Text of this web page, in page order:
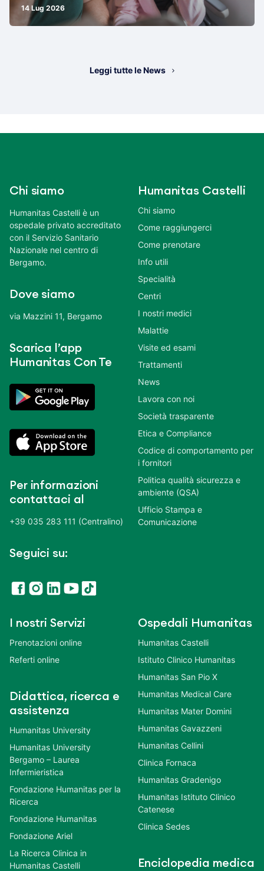
14 Lug 2026
Leggi tutte le News
Chi siamo
Humanitas Castelli è un
ospedale privato accreditato
con il Servizio Sanitario
Nazionale nel centro di
Bergamo.
Dove siamo
via Mazzini 11, Bergamo
Scarica l’app
Humanitas Con Te
Per informazioni
contattaci al
+39 035 283 111 (Centralino)
Seguici su:
Humanitas Castelli
Chi siamo
Come raggiungerci
Come prenotare
Info utili
Specialità
Centri
I nostri medici
Malattie
Visite ed esami
Trattamenti
News
Lavora con noi
Società trasparente
Etica e Compliance
Codice di comportamento per
i fornitori
Politica qualità sicurezza e
ambiente (QSA)
Ufficio Stampa e
Comunicazione
I nostri Servizi
Prenotazioni online
Referti online
Didattica, ricerca e
assistenza
Humanitas University
Humanitas University
Bergamo – Laurea
Infermieristica
Fondazione Humanitas per la
Ricerca
Fondazione Humanitas
Fondazione Ariel
La Ricerca Clinica in
Humanitas Castelli
Ospedali Humanitas
Humanitas Castelli
Istituto Clinico Humanitas
Humanitas San Pio X
Humanitas Medical Care
Humanitas Mater Domini
Humanitas Gavazzeni
Humanitas Cellini
Clinica Fornaca
Humanitas Gradenigo
Humanitas Istituto Clinico
Catenese
Clinica Sedes
Enciclopedia medica